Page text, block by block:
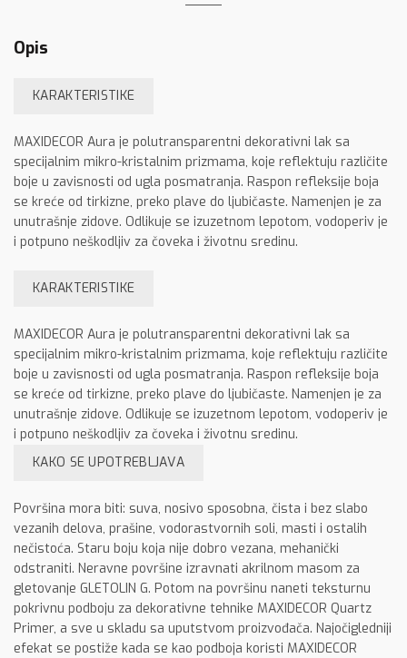
Opis
KARAKTERISTIKE
MAXIDECOR Aura je polutransparentni dekorativni lak sa
specijalnim mikro-kristalnim prizmama, koje reflektuju različite
boje u zavisnosti od ugla posmatranja. Raspon refleksije boja
se kreće od tirkizne, preko plave do ljubičaste. Namenjen je za
unutrašnje zidove. Odlikuje se izuzetnom lepotom, vodoperiv je
i potpuno neškodljiv za čoveka i životnu sredinu.
KARAKTERISTIKE
MAXIDECOR Aura je polutransparentni dekorativni lak sa
specijalnim mikro-kristalnim prizmama, koje reflektuju različite
boje u zavisnosti od ugla posmatranja. Raspon refleksije boja
se kreće od tirkizne, preko plave do ljubičaste. Namenjen je za
unutrašnje zidove. Odlikuje se izuzetnom lepotom, vodoperiv je
i potpuno neškodljiv za čoveka i životnu sredinu.
KAKO SE UPOTREBLJAVA
Površina mora biti: suva, nosivo sposobna, čista i bez slabo
vezanih delova, prašine, vodorastvornih soli, masti i ostalih
nečistoća. Staru boju koja nije dobro vezana, mehanički
odstraniti. Neravne površine izravnati akrilnom masom za
gletovanje GLETOLIN G. Potom na površinu naneti teksturnu
pokrivnu podboju za dekorativne tehnike MAXIDECOR Quartz
Primer, a sve u skladu sa uputstvom proizvođača. Najočigledniji
efekat se postiže kada se kao podboja koristi MAXIDECOR